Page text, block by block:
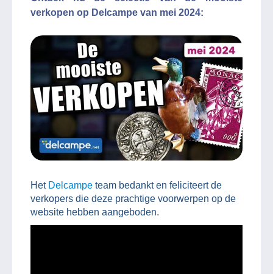
verkopen op Delcampe van mei 2024:
Het Delcampe team bedankt en feliciteert de
verkopers die deze prachtige voorwerpen op de
website hebben aangeboden.